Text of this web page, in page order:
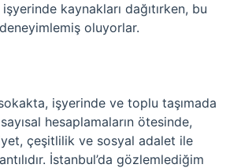
kaynakları dağıtırken, bu
oluyorlar.
işyerinde ve toplu taşımada
sayısal hesaplamaların ötesinde,
çeşitlilik ve sosyal adalet ile
İstanbul’da gözlemlediğim